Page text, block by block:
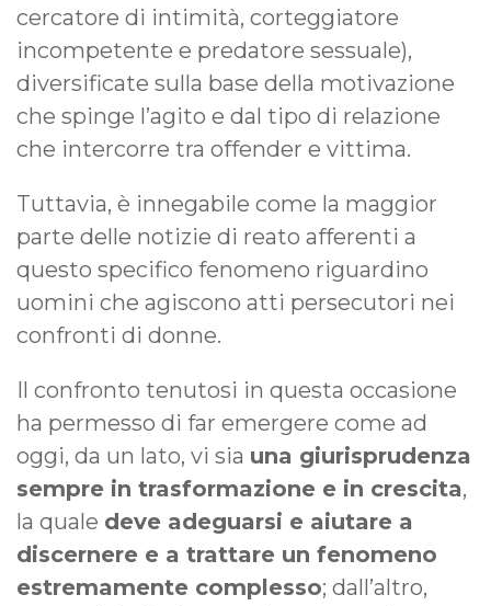
cercatore di intimità, corteggiatore
incompetente e predatore sessuale),
diversificate sulla base della motivazione
che spinge l’agito e dal tipo di relazione
che intercorre tra offender e vittima.
Tuttavia, è innegabile come la maggior
parte delle notizie di reato afferenti a
questo specifico fenomeno riguardino
uomini che agiscono atti persecutori nei
confronti di donne.
Il confronto tenutosi in questa occasione
ha permesso di far emergere come ad
oggi, da un lato, vi sia una giurisprudenza
sempre in trasformazione e in crescita,
la quale deve adeguarsi e aiutare a
discernere e a trattare un fenomeno
estremamente complesso; dall’altro,